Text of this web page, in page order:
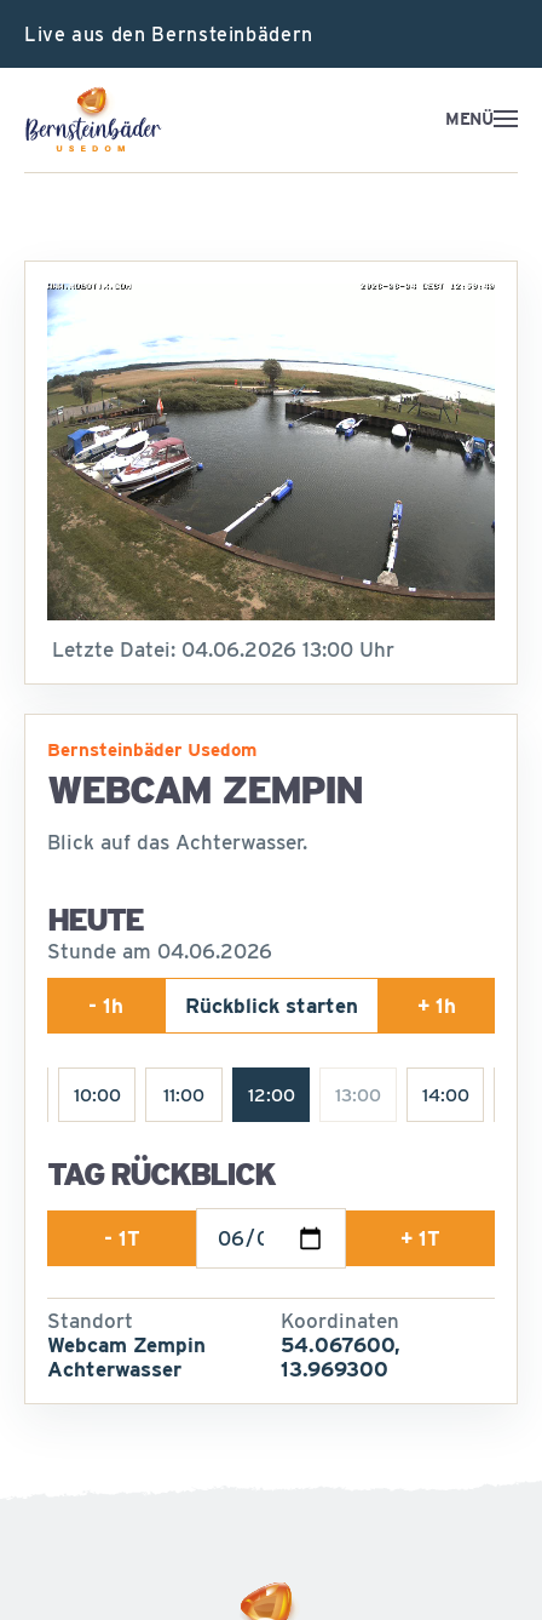
Live aus den Bernsteinbädern
MENÜ
Letzte Datei: 04.06.2026 13:00 Uhr
Bernsteinbäder Usedom
WEBCAM ZEMPIN
Blick auf das Achterwasser.
HEUTE
Stunde am 04.06.2026
- 1h Rückblick starten + 1h
10:00 11:00 12:00 13:00 14:00
TAG RÜCKBLICK
- 1T + 1T
Standort
Webcam Zempin
Achterwasser
Koordinaten
54.067600,
13.969300